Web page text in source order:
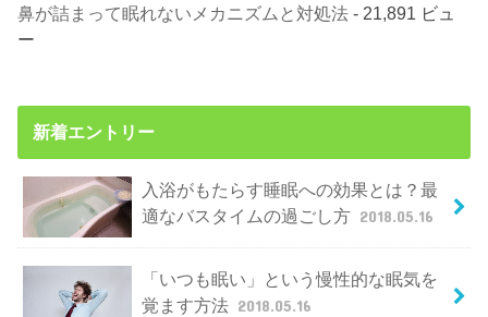
鼻が詰まって眠れないメカニズムと対処法 - 21,891 ビュ
ー
新着エントリー
入浴がもたらす睡眠への効果とは？最
適なバスタイムの過ごし方 2018.05.16
「いつも眠い」という慢性的な眠気を
覚ます方法 2018.05.16